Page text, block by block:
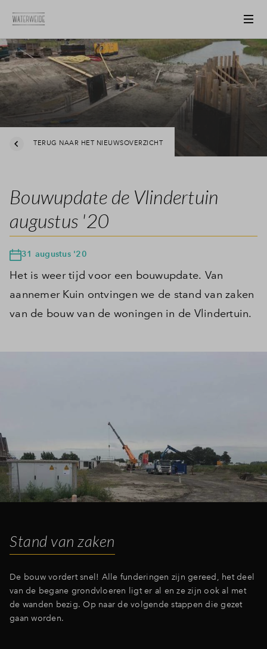
TERUG NAAR HET NIEUWSOVERZICHT
Bouwupdate de Vlindertuin
augustus '20
31 augustus '20
Het is weer tijd voor een bouwupdate. Van
aannemer Kuin ontvingen we de stand van zaken
van de bouw van de woningen in de Vlindertuin.
Stand van zaken
De bouw vordert snel! Alle funderingen zijn gereed, het deel
van de begane grondvloeren ligt er al en ze zijn ook al met
de wanden bezig. Op naar de volgende stappen die gezet
gaan worden.